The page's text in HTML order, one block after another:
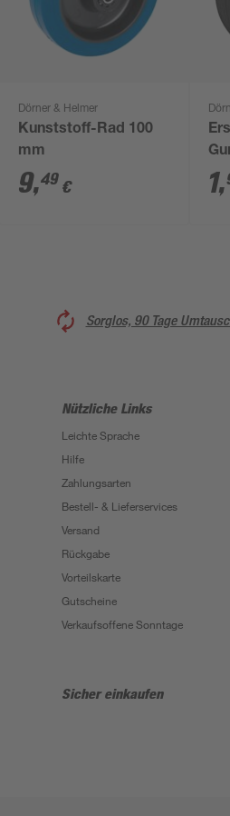
Dörner & Helmer
Kunststoff-Rad 100
mm
9,49 € 1,
Sorglos, 90 Tage
Nützliche Links
Leichte Sprache
Hilfe
Zahlungsarten
Bestell- & Lieferservices
Versand
Rückgabe
Vorteilskarte
Gutscheine
Verkaufsoffene Sonntage
Sicher einkaufen